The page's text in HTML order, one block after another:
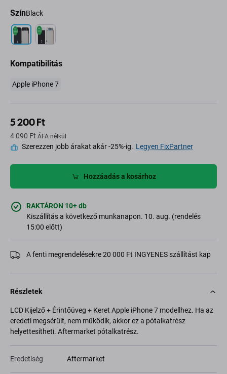
SzínBlack
Kompatibilitás
Apple iPhone 7
5 200 Ft
4 090 Ft ÁFA nélkül
Szerezzen jobb árakat akár -25%-ig. Legyen FixPartner
Hozzáadás a kosárhoz
RAKTÁRON 10+ db
Kiszállítás a következő munkanapon. 10. aug. (rendelés
15:00 előtt)
A fenti megrendelésekre 20 000 Ft INGYENES szállítást kap
Részletek
LCD Kijelző + Érintőüveg + Keret Apple iPhone 7 modellhez. Ha az
eredeti megsérült, nem működik, akkor ez a pótalkatrész
helyettesítheti. Aftermarket pótalkatrész.
Eredetiség Aftermarket